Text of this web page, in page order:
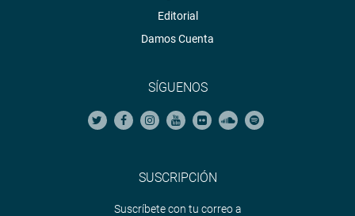
Editorial
Damos Cuenta
SÍGUENOS
SUSCRIPCIÓN
Suscríbete con tu correo a